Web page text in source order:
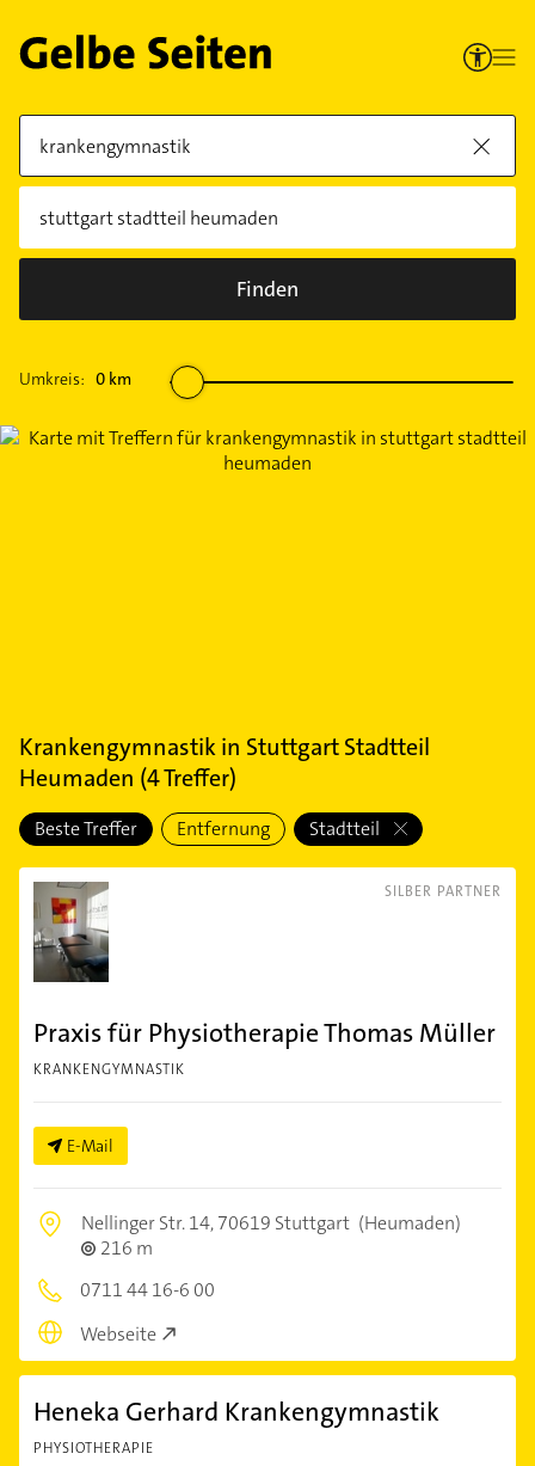
Finden
Umkreis: 0 km
Krankengymnastikin Stuttgart Stadtteil
Heumaden (4Treffer)
Beste Treffer Entfernung Stadtteil
SILBER PARTNER
Praxis für Physiotherapie Thomas Müller
KRANKENGYMNASTIK
E-Mail
Nellinger Str. 14,70619 Stuttgart (Heumaden)
216 m
0711 44 16-6 00
Webseite
Heneka Gerhard Krankengymnastik
PHYSIOTHERAPIE